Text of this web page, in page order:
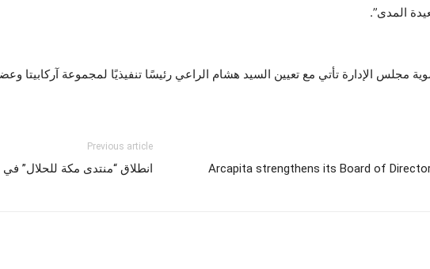
المدى”.
مجلس الإدارة تأتي مع تعيين السيد هشام الراعي رئيسًا تنفيذيًا لمجموعة آركابيتا
Previous article
انطلاق “منتدى مكة للحلال” في Arcapita strengthens its Board of